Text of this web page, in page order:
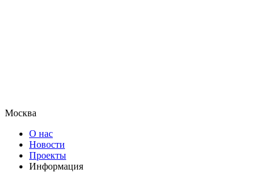
Москва
О нас
Новости
Проекты
Информация